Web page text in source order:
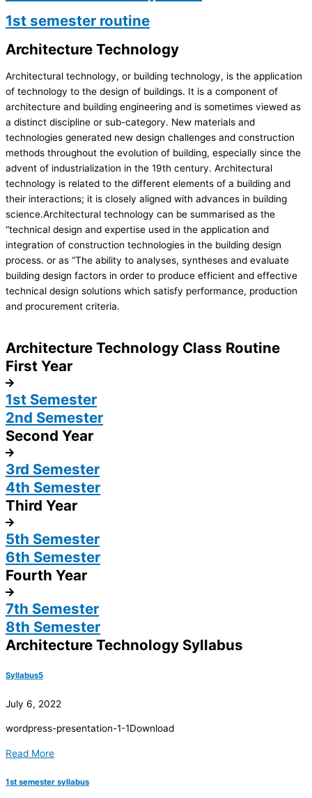
1st semester routine
Architecture Technology
Architectural technology, or building technology, is the application
of technology to the design of buildings. It is a component of
architecture and building engineering and is sometimes viewed as
a distinct discipline or sub-category. New materials and
technologies generated new design challenges and construction
methods throughout the evolution of building, especially since the
advent of industrialization in the 19th century. Architectural
technology is related to the different elements of a building and
their interactions; it is closely aligned with advances in building
science.Architectural technology can be summarised as the
“technical design and expertise used in the application and
integration of construction technologies in the building design
process. or as “The ability to analyses, syntheses and evaluate
building design factors in order to produce efficient and effective
technical design solutions which satisfy performance, production
and procurement criteria.
Architecture Technology Class Routine
First Year
1st Semester
2nd Semester
Second Year
3rd Semester
4th Semester
Third Year
5th Semester
6th Semester
Fourth Year
7th Semester
8th Semester
Architecture Technology Syllabus
Syllabus5
July 6, 2022
wordpress-presentation-1-1Download
Read More
1st semester syllabus